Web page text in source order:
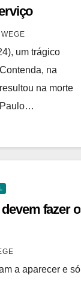
um trágico
na
na morte
Paulo…
fazer o
a aparecer e só